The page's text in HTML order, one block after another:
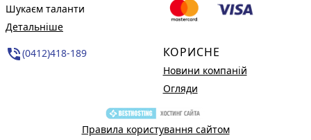
Шукаєм таланти
Детальніше
phone_in_talk(0412)418-189 КОРИСНЕ
Новини компаній
Огляди
Правила користування сайтом